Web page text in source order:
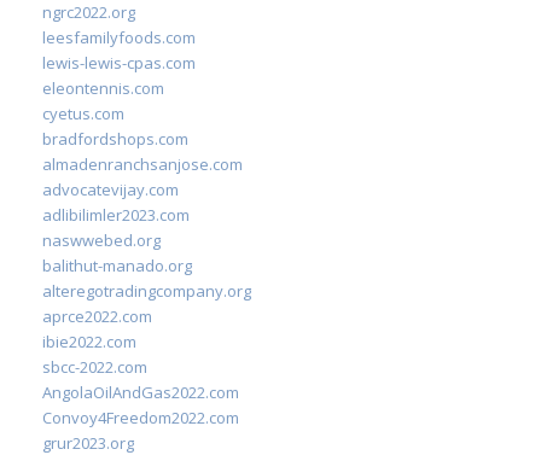
ngrc2022.org
leesfamilyfoods.com
lewis-lewis-cpas.com
eleontennis.com
cyetus.com
bradfordshops.com
almadenranchsanjose.com
advocatevijay.com
adlibilimler2023.com
naswwebed.org
balithut-manado.org
alteregotradingcompany.org
aprce2022.com
ibie2022.com
sbcc-2022.com
AngolaOilAndGas2022.com
Convoy4Freedom2022.com
grur2023.org